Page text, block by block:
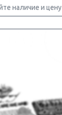
наличие и цену